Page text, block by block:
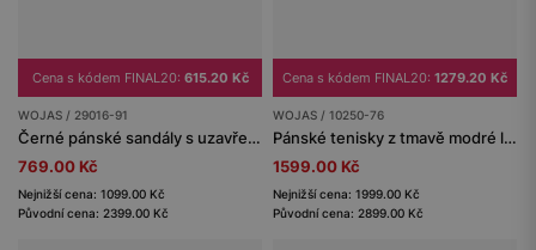
Cena s kódem FINAL20: 615.20 Kč
WOJAS / 29016-91
Černé pánské sandály s uzavřenou špičkou
769.00 Kč
Nejnižší cena: 1099.00 Kč
Původní cena: 2399.00 Kč
Cena s kódem FINAL20: 1279.20 Kč
WOJAS / 10250-76
Pánské tenisky z tmavě modré lícové kůže a nubuku
1599.00 Kč
Nejnižší cena: 1999.00 Kč
Původní cena: 2899.00 Kč